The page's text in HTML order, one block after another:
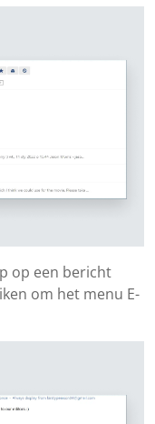
op een bericht
om het menu E-